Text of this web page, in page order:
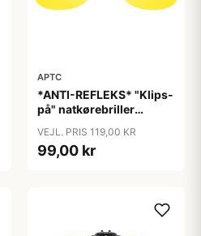
APTC
*ANTI-REFLEKS* "Klips-
på" natkørebriller
VEJL. PRIS 119,00 KR
99,00 kr